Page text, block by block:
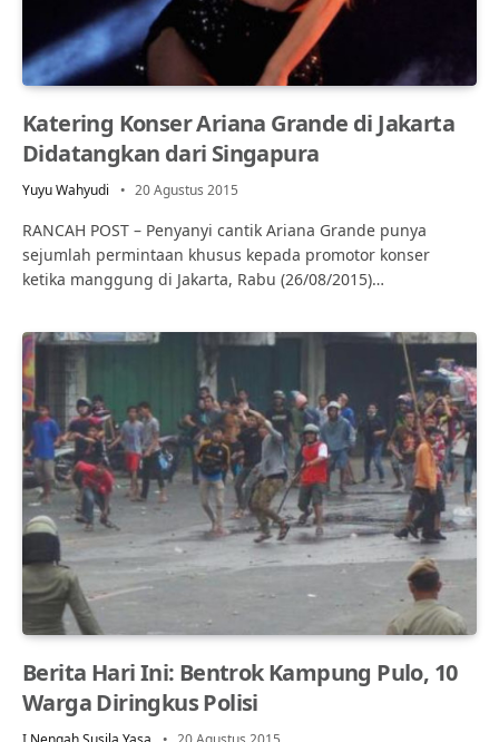
Katering Konser Ariana Grande di Jakarta
Didatangkan dari Singapura
Yuyu Wahyudi 20 Agustus 2015
RANCAH POST – Penyanyi cantik Ariana Grande punya
sejumlah permintaan khusus kepada promotor konser
ketika manggung di Jakarta, Rabu (26/08/2015)…
Berita Hari Ini: Bentrok Kampung Pulo, 10
Warga Diringkus Polisi